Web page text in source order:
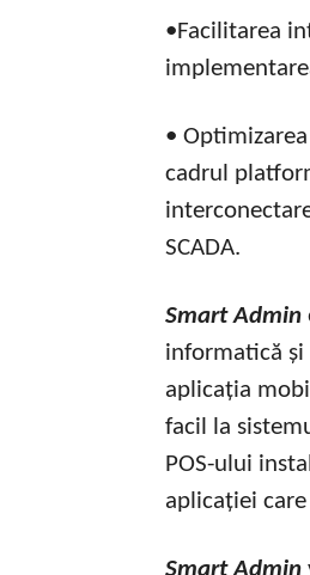
•Facilitarea
•
cadrul
SCADA.
Smart Admin
informatică și
aplicația
facil la
POS-ului
aplicației
Smart Admin